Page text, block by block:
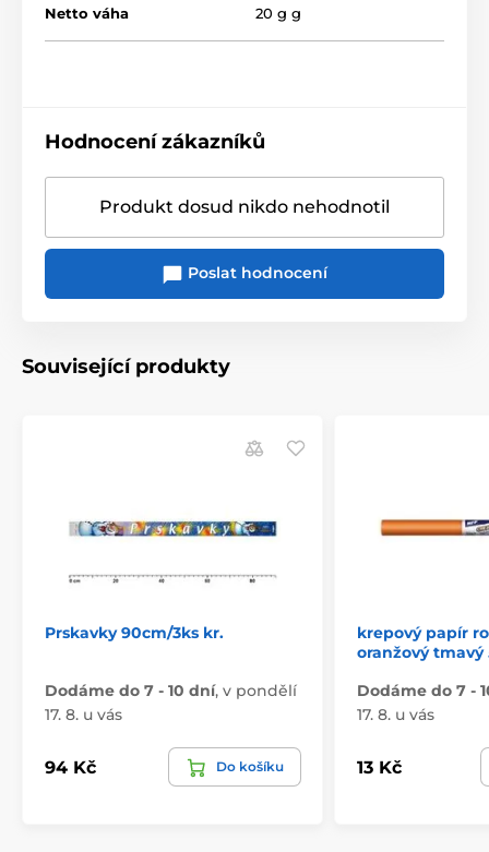
Netto váha 20 g g
Hodnocení zákazníků
Produkt dosud nikdo nehodnotil
Poslat hodnocení
Související produkty
Prskavky 90cm/3ks kr.
Dodáme do 7 - 10 dní, v pondělí
17. 8. u vás
94 Kč Do košíku
krepový papír
oranžový tmavý
Dodáme do 7 -
17. 8. u vás
13 Kč